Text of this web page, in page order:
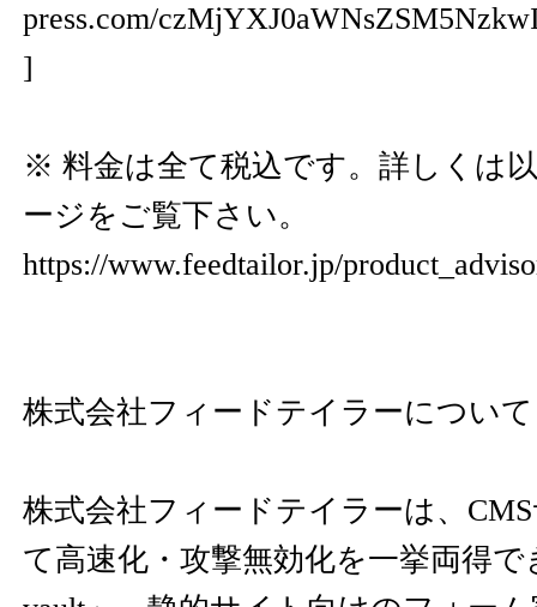
press.com/
]
※ 料金は全て税込です。詳しくは
ージをご覧下さい。
https://www.feedtailor.jp/
株式会社フィードテイラーについて
株式会社フィードテイラーは、
て高速化・攻撃無効化を一挙両得で